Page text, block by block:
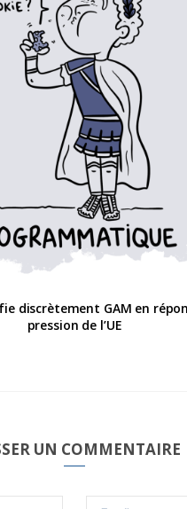
discrètement GAM en
pression de l’UE
UN COMMENTAIRE